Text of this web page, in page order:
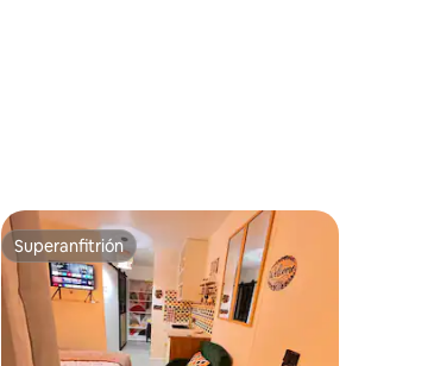
Superanfitrión
Superanfitrión